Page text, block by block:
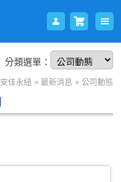
分類選單：
安佳永紐» 最新消息 » 公司動態